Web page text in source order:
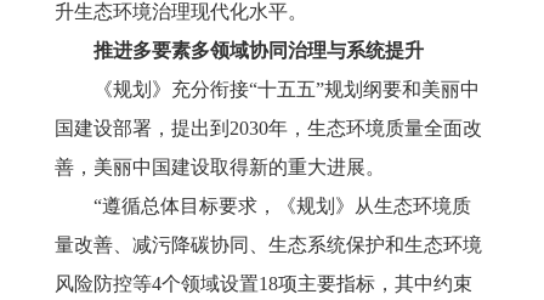
升生态环境治理现代化水平。
推进多要素多领域协同治理与系统提升
《规划》充分衔接“十五五”规划纲要和美丽中
国建设部署，提出到2030年，生态环境质量全面改
善，美丽中国建设取得新的重大进展。
“遵循总体目标要求，《规划》从生态环境质
量改善、减污降碳协同、生态系统保护和生态环境
风险防控等4个领域设置18项主要指标，其中约束